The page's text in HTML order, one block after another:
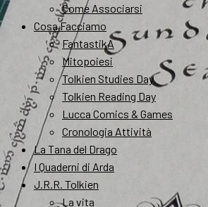
Come Associarsi
Cosa Facciamo
FantastikA
Mitopoiesi
Tolkien Studies Day
Tolkien Reading Day
Lucca Comics & Games
Cronologia Attività
La Tana del Drago
I Quaderni di Arda
J.R.R. Tolkien
La vita